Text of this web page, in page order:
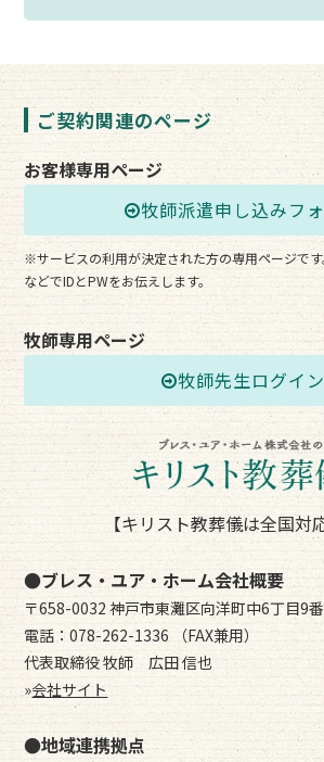
ご契約関連のページ
お客様専用ページ
牧師派遣申し込みフ
※サービスの利用が決定された方の専用ページで
などでIDとPWをお伝えします。
牧師専用ページ
牧師先生ログイン
【キリスト教葬儀は全国対
●ブレス・ユア・ホーム会社概要
〒658-0032 神戸市東灘区向洋町中6丁目9
電話：078-262-1336 （FAX兼用）
代表取締役 牧師 広田 信也
»会社サイト
●地域連携拠点